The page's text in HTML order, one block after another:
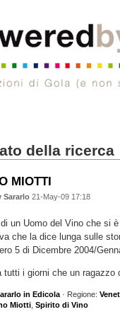
della ricerca
MIOTTI
Sararlo21-May-09 17:18
un Uomo del Vino che si
che la dice lunga sulle
5 di Dicembre 2004/
tutti i giorni che un ragazzo
in Edicola· Regione:
Miotti, Spirito di Vino